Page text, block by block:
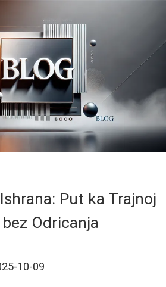
Put ka Trajnoj
Odricanja
10-09